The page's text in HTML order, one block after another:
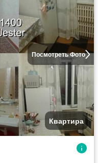
Посмотреть Фото
Квартира